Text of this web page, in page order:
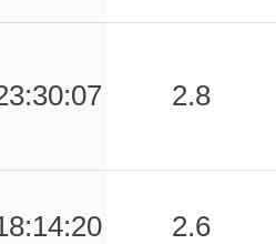
2.8
2.6